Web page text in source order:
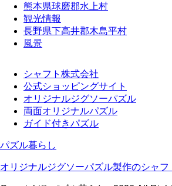
熊本県球磨郡水上村
観光情報
長野県下高井郡木島平村
風景
シャフト株式会社
公式ショッピングサイト
オリジナルジグソーパズル
両面オリジナルパズル
ガイド付きパズル
パズル暮らし
オリジナルジグソーパズル製作のシャ